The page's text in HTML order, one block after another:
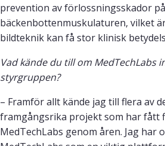
prevention av förlossningsskador på
bäckenbottenmuskulaturen, vilket
bildteknik kan få stor klinisk
Vad kände du till om MedTechLabs
styrgruppen?
– Framför allt kände jag till flera av
framgångsrika projekt som har fått
MedTechLabs genom åren. Jag har